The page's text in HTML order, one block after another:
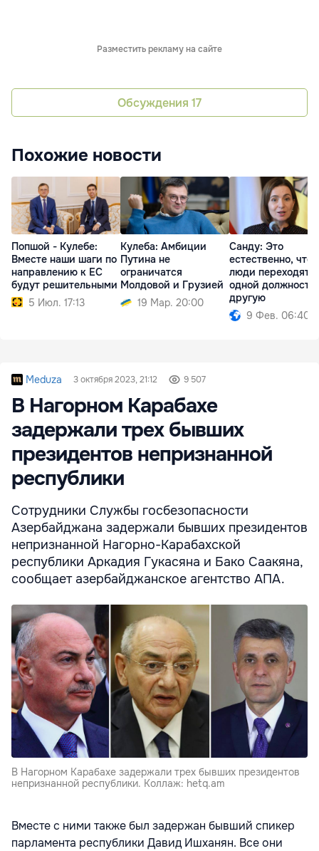
Разместить рекламу на сайте
Обсуждения 17
Похожие новости
Попшой - Кулебе:
Вместе наши шаги по
направлению к ЕС
будут решительными
5 Июл. 17:13
Кулеба: Амбиции
Путина не
ограничатся
Молдовой и Грузией
19 Мар. 20:00
Санду: Это
естественно, что
люди переходят с
одной должности
другую
9 Фев. 06:40
Meduza 3 октября 2023, 21:12 9 507
В Нагорном Карабахе
задержали трех бывших
президентов непризнанной
республики
Сотрудники Службы госбезопасности
Азербайджана задержали бывших президентов
непризнанной Нагорно-Карабахской
республики Аркадия Гукасяна и Бако Саакяна,
сообщает азербайджанское агентство АПА.
В Нагорном Карабахе задержали трех бывших президентов
непризнанной республики. Коллаж: hetq.am
Вместе с ними также был задержан бывший спикер
парламента республики Давид Ишханян. Все они